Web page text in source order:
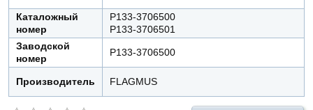
Каталожный
номер
Р133-3706500
Р133-3706501
Заводской
номер
Р133-3706500
Производитель FLAGMUS